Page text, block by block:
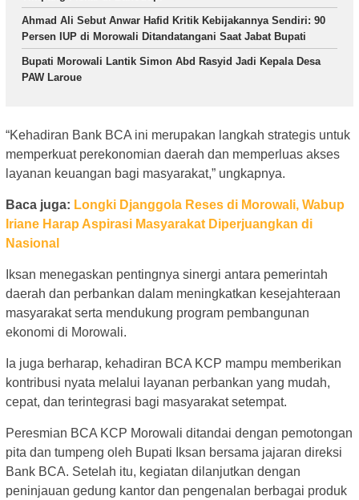
Ahmad Ali Sebut Anwar Hafid Kritik Kebijakannya Sendiri: 90
Persen IUP di Morowali Ditandatangani Saat Jabat Bupati
Bupati Morowali Lantik Simon Abd Rasyid Jadi Kepala Desa
PAW Laroue
“Kehadiran Bank BCA ini merupakan langkah strategis untuk
memperkuat perekonomian daerah dan memperluas akses
layanan keuangan bagi masyarakat,” ungkapnya.
Baca juga: Longki Djanggola Reses di Morowali, Wabup
Iriane Harap Aspirasi Masyarakat Diperjuangkan di
Nasional
Iksan menegaskan pentingnya sinergi antara pemerintah
daerah dan perbankan dalam meningkatkan kesejahteraan
masyarakat serta mendukung program pembangunan
ekonomi di Morowali.
Ia juga berharap, kehadiran BCA KCP mampu memberikan
kontribusi nyata melalui layanan perbankan yang mudah,
cepat, dan terintegrasi bagi masyarakat setempat.
Peresmian BCA KCP Morowali ditandai dengan pemotongan
pita dan tumpeng oleh Bupati Iksan bersama jajaran direksi
Bank BCA. Setelah itu, kegiatan dilanjutkan dengan
peninjauan gedung kantor dan pengenalan berbagai produk